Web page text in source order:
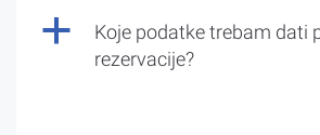
a
Koje podatke trebam dati
rezervacije?